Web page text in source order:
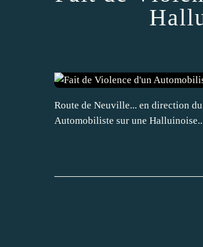
Route de Neuville... en direction
Automobiliste sur une